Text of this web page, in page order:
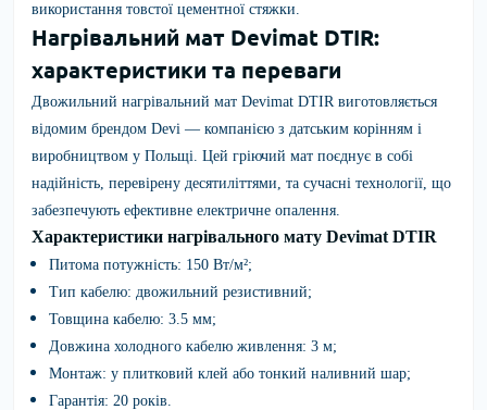
використання товстої цементної стяжки.
Нагрівальний мат Devimat DTIR:
характеристики та переваги
Двожильний нагрівальний мат Devimat DTIR виготовляється
відомим брендом Devi — компанією з датським корінням і
виробництвом у Польщі. Цей гріючий мат поєднує в собі
надійність, перевірену десятиліттями, та сучасні технології, що
забезпечують ефективне електричне опалення.
Характеристики нагрівального мату Devimat DTIR
Питома потужність: 150 Вт/м²;
Тип кабелю: двожильний резистивний;
Товщина кабелю: 3.5 мм;
Довжина холодного кабелю живлення: 3 м;
Монтаж: у плитковий клей або тонкий наливний шар;
Гарантія: 20 років.